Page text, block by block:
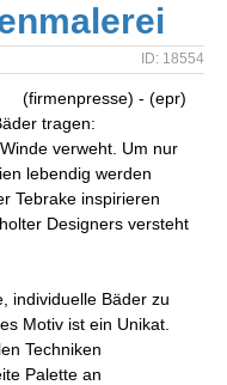
ID: 18554
(firmenpresse) - (epr)
tragen:
verweht. Um nur
lebendig werden
Tebrake inspirieren
Designers versteht
individuelle Bäder zu
Motiv ist ein Unikat.
Techniken
Palette an